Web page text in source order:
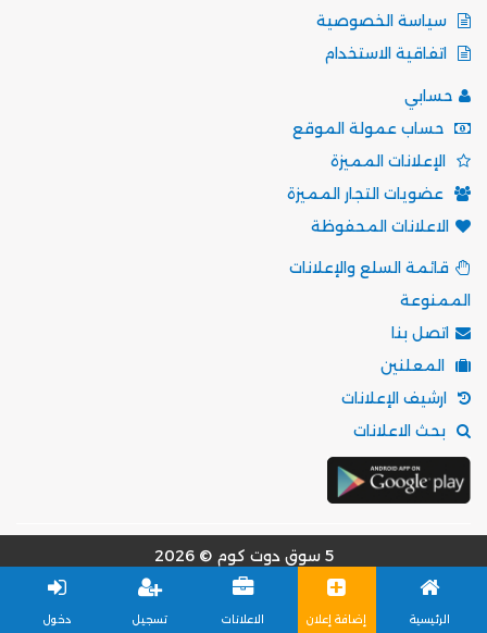
سياسة الخصوصية
اتفاقية الاستخدام
حسابي
حساب عمولة الموقع
الإعلانات المميزة
عضويات التجار المميزة
الاعلانات المحفوظة
قائمة السلع والإعلانات
الممنوعة
اتصل بنا
المعلنين
ارشيف الإعلانات
بحث الاعلانات
5 سوق دوت كوم © 2026
مؤسسة موقع 5 سوق للتسويق الالكتروني
دخول تسجيل الاعلانات إضافة إعلان الرئيسية